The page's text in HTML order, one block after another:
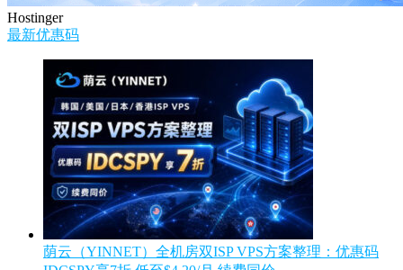
Hostinger
最新优惠码
荫云（YINNET）全机房双ISP VPS方案整理：优惠码